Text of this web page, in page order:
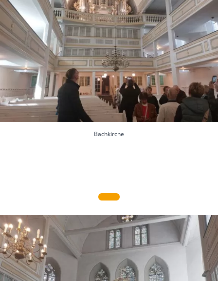
Bachkirche